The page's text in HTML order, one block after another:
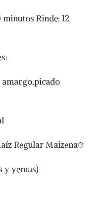
Rinde: 12
amargo,picado
Regular Maizena®
y yemas)